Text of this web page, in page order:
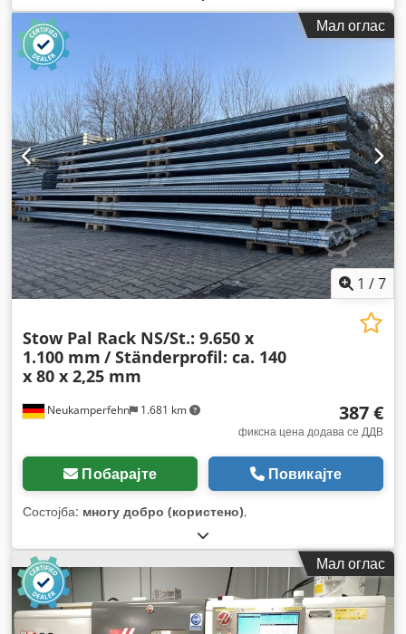
Мал оглас
1 /7
Neukamperfehn 1.681 km
Stow Pal Rack NS/St.: 9.650 x
1.100 mm / Ständerprofil: ca. 140
x 80 x 2,25 mm
387 €
фиксна цена додава се ДДВ
Побарајте Повикајте
Состојба: многу добро (користено),
Мал оглас